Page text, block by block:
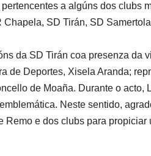
a algúns dos clubs
SD Tirán, SD
da SD Tirán coa presenza da
de Deportes, Xisela Aranda;
de Moaña. Durante o acto,
Neste sentido,
e dos clubs para propiciar